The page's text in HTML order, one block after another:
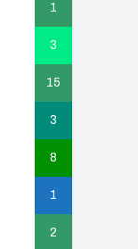
1
3
15
3
8
1
2